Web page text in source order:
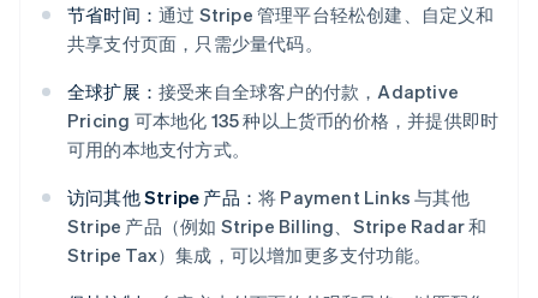
节省时间： 通过 Stripe 管理平台轻松创建、自定义和
共享支付页面，只需少量代码。
全球扩展： 接受来自全球客户的付款，Adaptive
Pricing 可本地化 135 种以上货币的价格，并提供即时
可用的本地支付方式。
访问其他 Stripe 产品： 将 Payment Links 与其他
Stripe 产品（例如 Stripe Billing、Stripe Radar 和
Stripe Tax）集成，可以增加更多支付功能。
阿联酋
爱尔兰
English
爱沙尼亚
English
奥地利